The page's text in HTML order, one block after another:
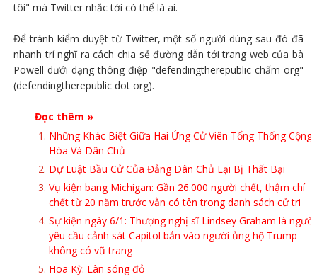
tôi" mà Twitter nhắc tới có thể là ai.
Để tránh kiểm duyệt từ Twitter, một số người dùng sau đó đã
nhanh trí nghĩ ra cách chia sẻ đường dẫn tới trang web của bà
Powell dưới dạng thông điệp "defendingtherepublic chấm org"
(defendingtherepublic dot org).
Đọc thêm »
Những Khác Biệt Giữa Hai Ứng Cử Viên Tổng Thống Cộng
Hòa Và Dân Chủ
Dự Luật Bầu Cử Của Đảng Dân Chủ Lại Bị Thất Bại
Vụ kiện bang Michigan: Gần 26.000 người chết, thậm chí
chết từ 20 năm trước vẫn có tên trong danh sách cử tri
Sự kiện ngày 6/1: Thượng nghị sĩ Lindsey Graham là người
yêu cầu cảnh sát Capitol bắn vào người ủng hộ Trump
không có vũ trang
Hoa Kỳ: Làn sóng đỏ